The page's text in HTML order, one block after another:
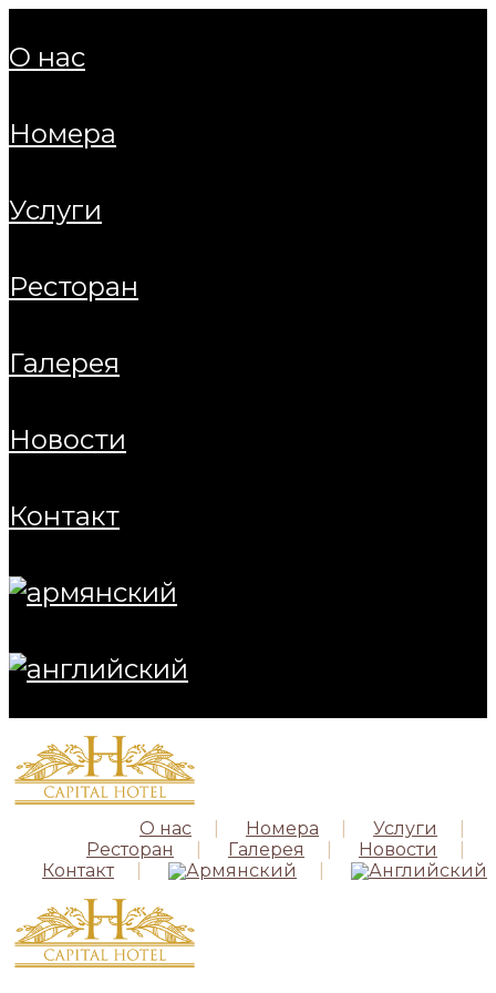
о нас
номера
услуги
ресторан
галерея
новости
контакт
О нас Номера
Услуги
Ресторан
Галерея
Новости
Контакт